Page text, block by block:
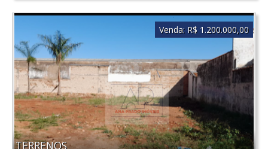
TERRENOS
Venda: R$ 1.200.000,00